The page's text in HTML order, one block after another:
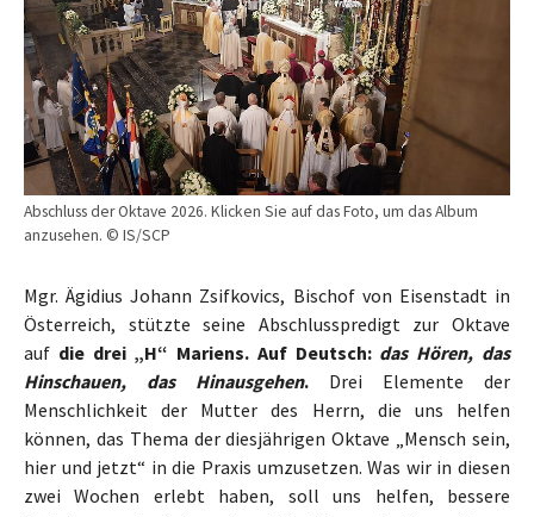
Abschluss der Oktave 2026. Klicken Sie auf das Foto, um das Album
anzusehen. © IS/SCP
Mgr. Ägidius Johann Zsifkovics, Bischof von Eisenstadt in
Österreich, stützte seine Abschlusspredigt zur Oktave
auf die drei „H“ Mariens. Auf Deutsch: das Hören, das
Hinschauen, das Hinausgehen. Drei Elemente der
Menschlichkeit der Mutter des Herrn, die uns helfen
können, das Thema der diesjährigen Oktave „Mensch sein,
hier und jetzt“ in die Praxis umzusetzen. Was wir in diesen
zwei Wochen erlebt haben, soll uns helfen, bessere